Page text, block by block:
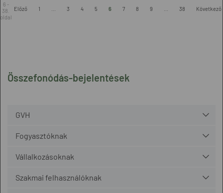
Összefonódás-bejelentések
GVH
Fogyasztóknak
Vállalkozásoknak
Szakmai felhasználóknak
6 -
38.
oldal
Előző 1 3 4 5 6 7 8 9 38 Következő